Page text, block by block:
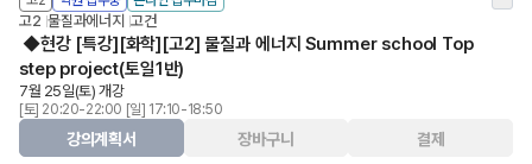
고2 물질과에너지 고건
◆현강 [특강][화학][고2] 물질과 에너지 Summer school Top
step project(토일1반)
7월 25일(토) 개강
[토] 20:20-22:00 [일] 17:10-18:50
강의계획서 장바구니 결제